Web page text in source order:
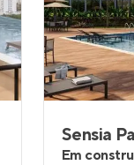
Sensia
Em